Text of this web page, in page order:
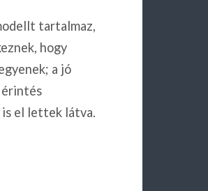
tartalmaz,
hogy
a jó
érintés
el lettek látva.